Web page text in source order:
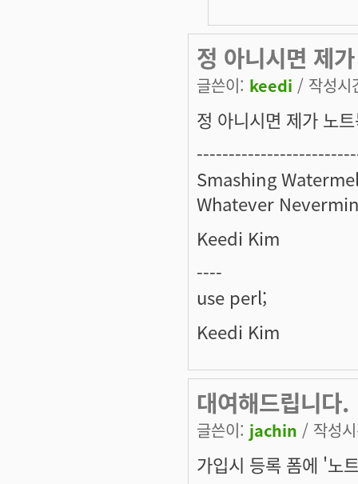
정 아니시면 제가
글쓴이: keedi / 작성
정 아니시면 제가 노
Smashing
Whatever
Keedi Kim
----
use perl;
Keedi Kim
대여해드립니다.
글쓴이: jachin / 작성
가입시 등록 폼에 '노